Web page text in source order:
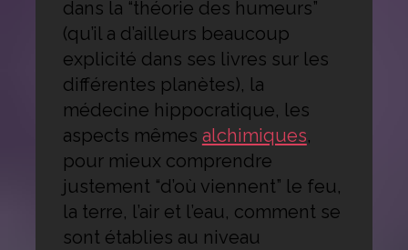
dans la “théorie des humeurs”
(qu’il a d’ailleurs beaucoup
explicité dans ses livres sur les
différentes planètes), la
médecine hippocratique, les
aspects mêmes alchimiques,
pour mieux comprendre
justement “d’où viennent” le feu,
la terre, l’air et l’eau, comment se
sont établies au niveau